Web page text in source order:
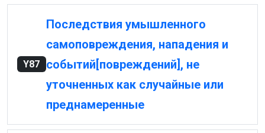
Y87
Последствия умышленного
самоповреждения, нападения и
событий[повреждений], не
уточненных как случайные или
преднамеренные